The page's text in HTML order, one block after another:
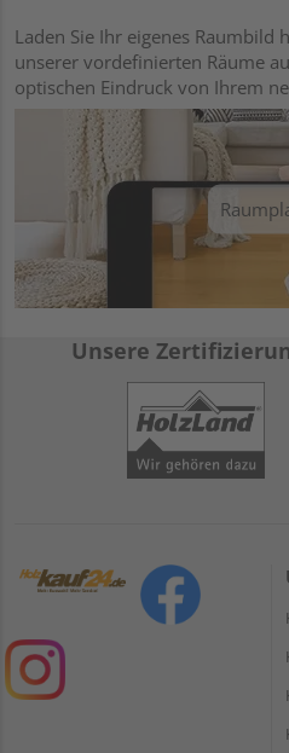
Laden Sie Ihr eigenes Raumbild
unserer vordefinierten Räume
optischen Eindruck von Ihrem
Unsere